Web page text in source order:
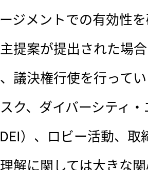
ジメントでの有効性
提案が提出された場
議決権行使を行って
ク、ダイバーシティ
）、ロビー活動、
解に関しては大きな